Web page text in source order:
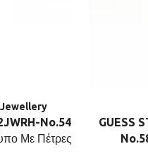
Jewellery
No.54
Με Πέτρες
GUESS